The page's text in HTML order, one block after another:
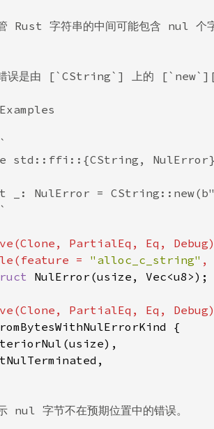
字符串的中间可能包含 nul 个字
是由 [`CString`] 上的
std::ffi::{CString,
NulError =
PartialEq, Eq,
= "alloc_c_string" ,
NulError(usize, Vec<u8>);
{
字节不在预期位置中的错误。